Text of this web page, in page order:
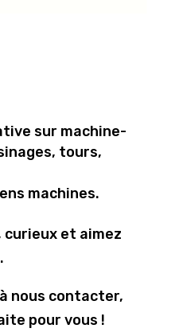
sur machine-
tours,
machines.
curieux et aimez
nous contacter,
pour vous !